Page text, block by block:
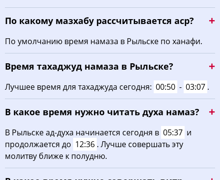
По какому мазхабу рассчитывается аср?
По умолчанию время намаза в Рыльске по ханафи.
Время тахаджуд намаза в Рыльске?
Лучшее время для тахаджуда сегодня: 00:50 - 03:07 .
В какое время нужно читать духа намаз?
В Рыльске ад-духа начинается сегодня в 05:37 и
продолжается до 12:36 . Лучше совершать эту
молитву ближе к полудню.